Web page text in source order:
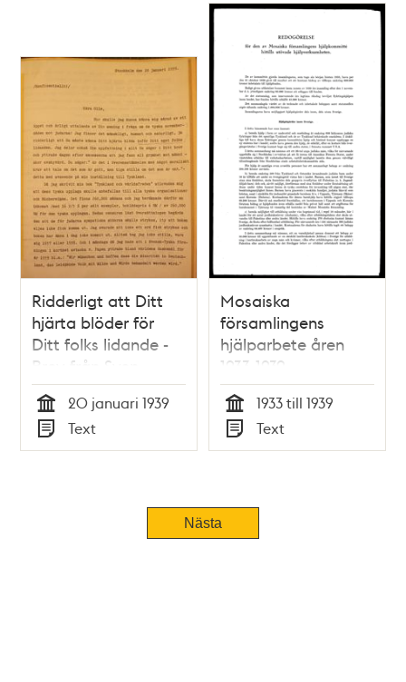
Ridderligt att Ditt
hjärta blöder för
Ditt folks lidande -
Brev från Sven
Hedin till Olof Lamm
Tid
20 januari 1939
Typ
Text
Mosaiska
församlingens
hjälparbete åren
1933-1939
Tid
1933 till 1939
Typ
Text
Nästa